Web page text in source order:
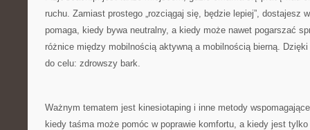
ruchu. Zamiast prostego „rozciągaj się, będzie lepiej”, dostajesz
pomaga, kiedy bywa neutralny, a kiedy może nawet pogarszać
różnice między mobilnością aktywną a mobilnością bierną. Dzięki
do celu: zdrowszy bark.
Ważnym tematem jest kinesiotaping i inne metody
kiedy taśma może pomóc w poprawie komfortu, a kiedy jest